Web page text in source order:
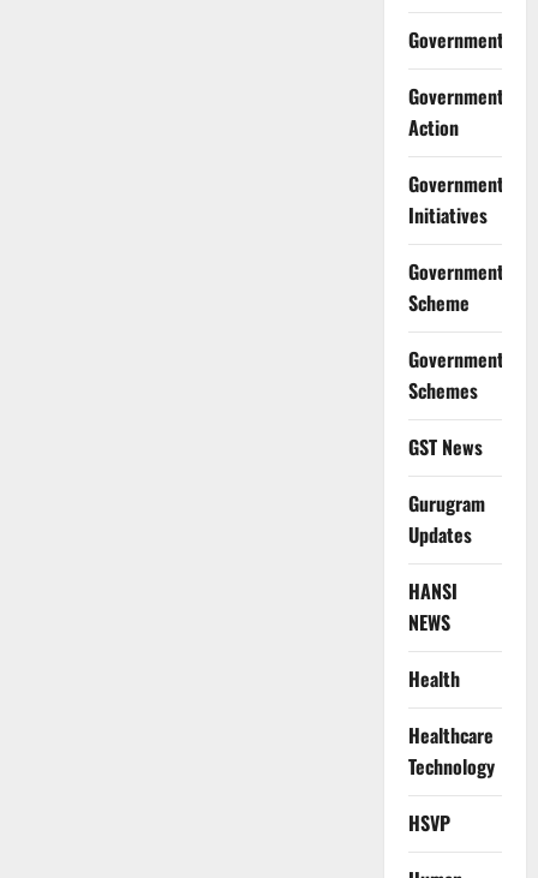
Government
Government
Action
Government
Initiatives
Government
Scheme
Government
Schemes
GST News
Gurugram
Updates
HANSI
NEWS
Health
Healthcare
Technology
HSVP